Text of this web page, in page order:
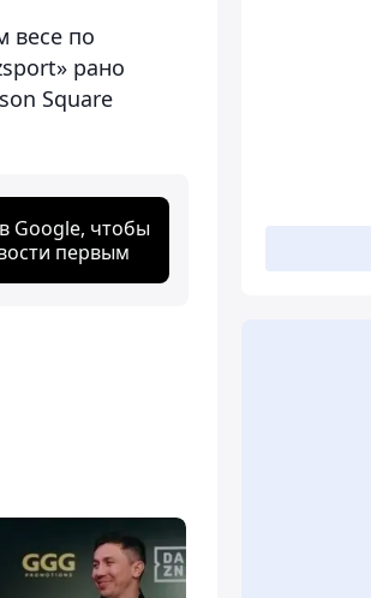
весе по
рано
Square
Google, чтобы
первым